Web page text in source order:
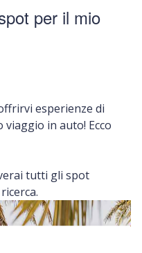
per il mio
esperienze di
in auto! Ecco
tutti gli spot